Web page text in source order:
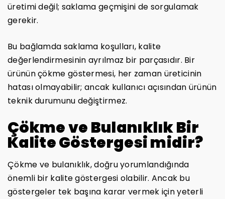
üretimi değil; saklama geçmişini de sorgulamak
gerekir.
Bu bağlamda saklama koşulları, kalite
değerlendirmesinin ayrılmaz bir parçasıdır. Bir
ürünün çökme göstermesi, her zaman üreticinin
hatası olmayabilir; ancak kullanıcı açısından ürünün
teknik durumunu değiştirmez.
Çökme ve Bulanıklık Bir
Kalite Göstergesi midir?
Çökme ve bulanıklık, doğru yorumlandığında
önemli bir kalite göstergesi olabilir. Ancak bu
göstergeler tek başına karar vermek için yeterli